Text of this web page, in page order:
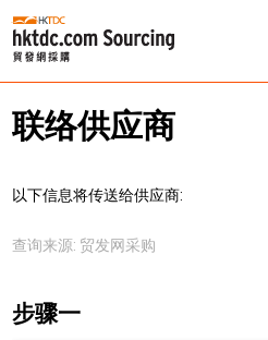
联络供应商
以下信息将传送给供应商:
查询来源: 贸发网采购
步骤一